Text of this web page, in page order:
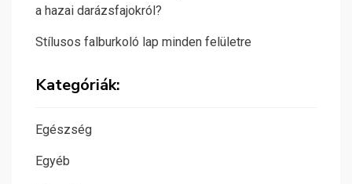
a hazai darázsfajokról?
Stílusos falburkoló lap minden felületre
Kategóriák:
Egészség
Egyéb